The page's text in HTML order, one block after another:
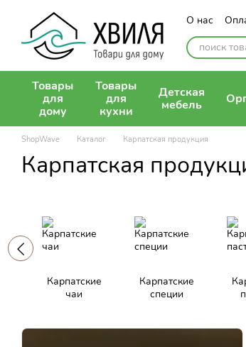
Перейти к основному контенту
О нас
Товары
для
дому
Товары
для
кухни
Детская
мебель
ShopWave Каталог Карпатская продукция
Карпатская
Карпатские
чаи
Карпатские
специи